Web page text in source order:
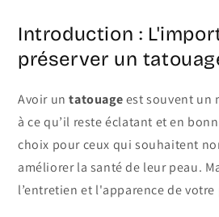
Introduction :
préserver un
Avoir untatouageest souvent un
à ce qu’il reste éclatant et en
choix pour ceux qui souhaitent
améliorer la santé de leur peau.
l’entretien et l'apparence de votre